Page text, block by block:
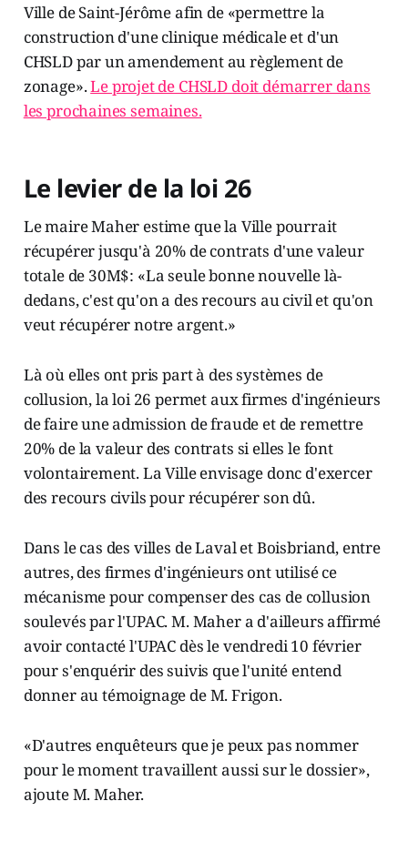
Ville de Saint-Jérôme afin de «permettre la
construction d'une clinique médicale et d'un
CHSLD par un amendement au règlement de
zonage».Le projet de CHSLD doit démarrer dans
les prochaines semaines.
Le levier de la loi 26
Le maire Maher estime que la Ville pourrait
récupérer jusqu'à 20% de contrats d'une valeur
totale de 30M$: «La seule bonne nouvelle là-
dedans, c'est qu'on a des recours au civil et qu'on
veut récupérer notre argent.»
Là où elles ont pris part à des systèmes de
collusion, la loi 26 permet aux firmes d'ingénieurs
de faire une admission de fraude et de remettre
20% de la valeur des contrats si elles le font
volontairement. La Ville envisage donc d'exercer
des recours civils pour récupérer son dû.
Dans le cas des villes de Laval et Boisbriand, entre
autres, des firmes d'ingénieurs ont utilisé ce
mécanisme pour compenser des cas de collusion
soulevés par l'UPAC. M. Maher a d'ailleurs affirmé
avoir contacté l'UPAC dès le vendredi 10 février
pour s'enquérir des suivis que l'unité entend
donner au témoignage de M. Frigon.
«D'autres enquêteurs que je peux pas nommer
pour le moment travaillent aussi sur le dossier»,
ajoute M. Maher.